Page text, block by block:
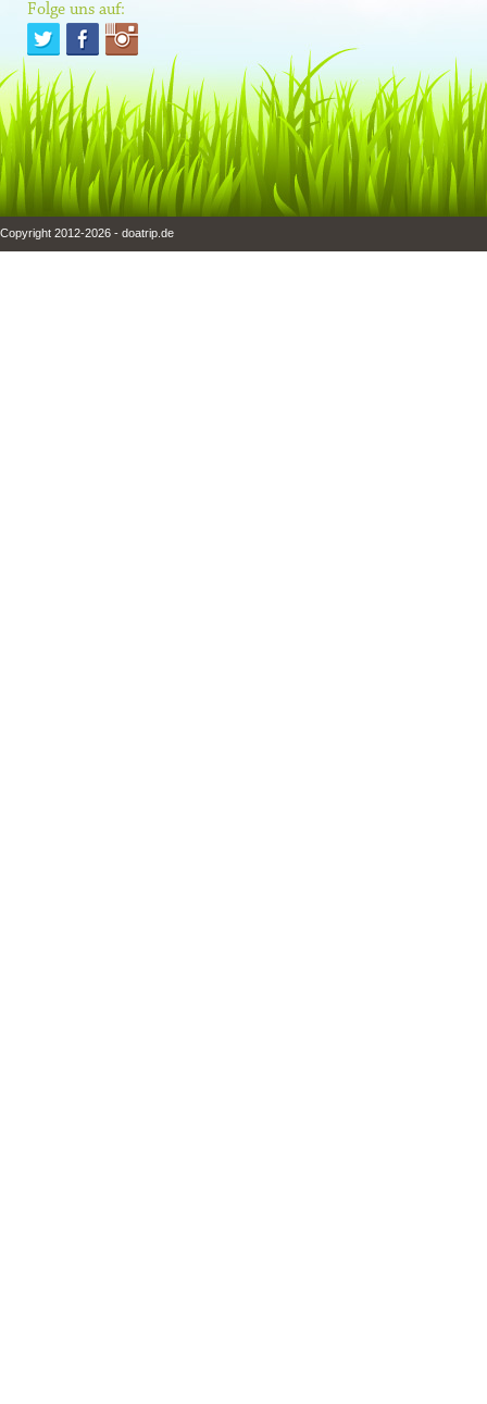
Folge uns auf:
Copyright 2012-2026 - doatrip.de